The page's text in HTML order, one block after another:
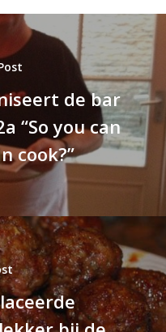
de bar
“So you can
cook?”